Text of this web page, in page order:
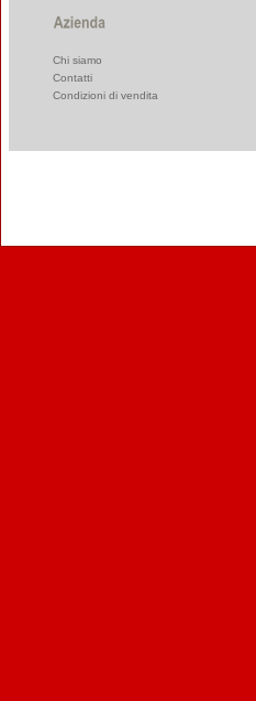
Chi siamo
Contatti
Condizioni di vendita